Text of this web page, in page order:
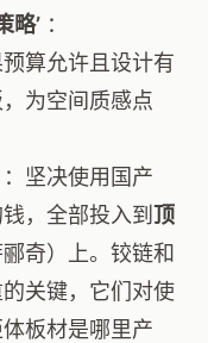
略’ ：
预算允许且设计有
为空间质感点
：坚决使用国产
，全部投入到 顶
奇）上。铰链和
关键，它们对使
板材是哪里产